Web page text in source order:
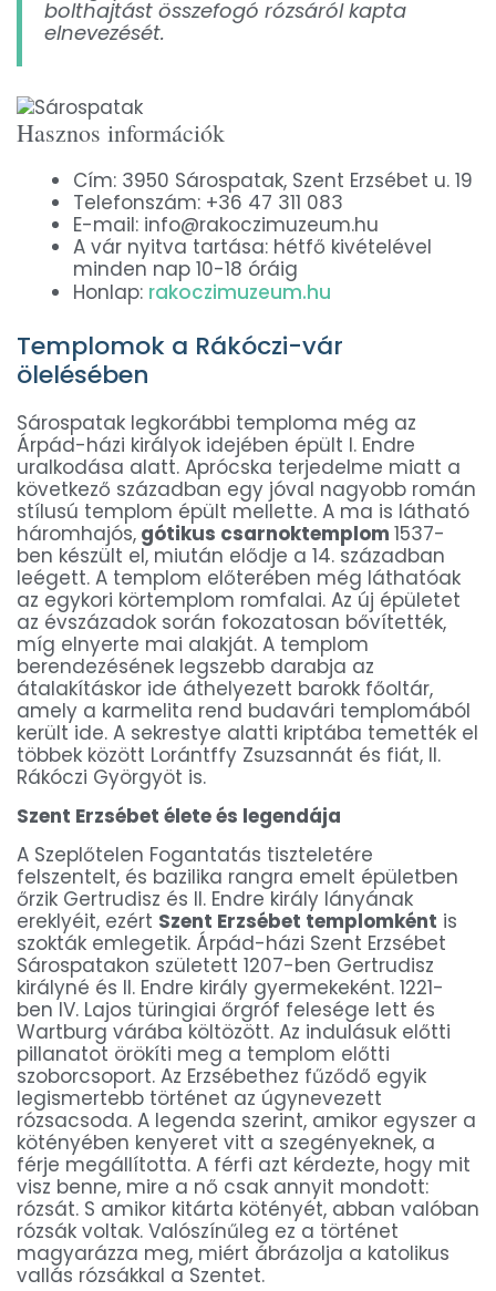
bolthajtást összefogó rózsáról kapta
elnevezését.
Hasznos információk
Cím: 3950 Sárospatak, Szent Erzsébet u. 19
Telefonszám: +36 47 311 083
E-mail: info@rakoczimuzeum.hu
A vár nyitva tartása: hétfő kivételével
minden nap 10-18 óráig
Honlap: rakoczimuzeum.hu
Templomok a Rákóczi-vár
ölelésében
Sárospatak legkorábbi temploma még az
Árpád-házi királyok idejében épült I. Endre
uralkodása alatt. Aprócska terjedelme miatt a
következő században egy jóval nagyobb román
stílusú templom épült mellette. A ma is látható
háromhajós, gótikus csarnoktemplom 1537-
ben készült el, miután elődje a 14. században
leégett. A templom előterében még láthatóak
az egykori körtemplom romfalai. Az új épületet
az évszázadok során fokozatosan bővítették,
míg elnyerte mai alakját. A templom
berendezésének legszebb darabja az
átalakításkor ide áthelyezett barokk főoltár,
amely a karmelita rend budavári templomából
került ide. A sekrestye alatti kriptába temették el
többek között Lorántffy Zsuzsannát és fiát, II.
Rákóczi Györgyöt is.
Szent Erzsébet élete és legendája
A Szeplőtelen Fogantatás tiszteletére
felszentelt, és bazilika rangra emelt épületben
őrzik Gertrudisz és II. Endre király lányának
ereklyéit, ezért Szent Erzsébet templomként is
szokták emlegetik. Árpád-házi Szent Erzsébet
Sárospatakon született 1207-ben Gertrudisz
királyné és II. Endre király gyermekeként. 1221-
ben IV. Lajos türingiai őrgróf felesége lett és
Wartburg várába költözött. Az indulásuk előtti
pillanatot örökíti meg a templom előtti
szoborcsoport. Az Erzsébethez fűződő egyik
legismertebb történet az úgynevezett
rózsacsoda. A legenda szerint, amikor egyszer a
kötényében kenyeret vitt a szegényeknek, a
férje megállította. A férfi azt kérdezte, hogy mit
visz benne, mire a nő csak annyit mondott:
rózsát. S amikor kitárta kötényét, abban valóban
rózsák voltak. Valószínűleg ez a történet
magyarázza meg, miért ábrázolja a katolikus
vallás rózsákkal a Szentet.